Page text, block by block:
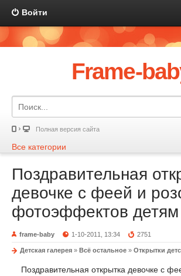
Войти
Frame-
Полная версия сайта
Все категории
Поздравительная
девочке с феей и
фотоэффектов
frame-baby 1-10-2011, 13:34 2751
Детская галерея » Всё остальное » Открытки
Поздравительная открытка девочке с